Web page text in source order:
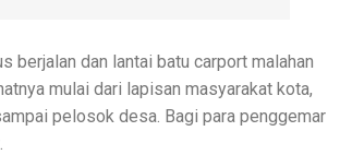
berjalan dan lantai batu carport malahan
mulai dari lapisan masyarakat kota,
pelosok desa. Bagi para penggemar